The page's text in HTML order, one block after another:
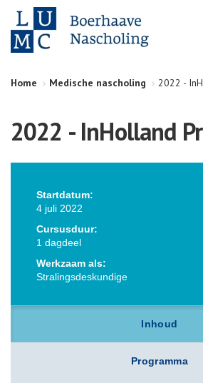
Home Medische nascholing 2022 -
2022 - InHolland
Startdatum:
4 juli 2022
Cursusduur:
1 dagdeel
Werkzaam als:
Stralingsdeskundige
Inhoud
Programma